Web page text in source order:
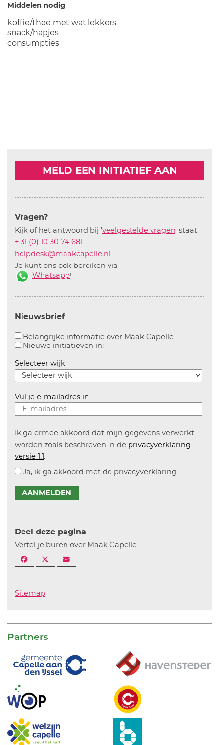
Middelen nodig
koffie/thee met wat lekkers
snack/hapjes
consumpties
MELD EEN INITIATIEF AAN
Vragen?
Kijk of het antwoord bij 'veelgestelde vragen' staat
+ 31 (0) 10 30 74 681
helpdesk@maakcapelle.nl
Je kunt ons ook bereiken via
Whatsapp!
Nieuwsbrief
Belangrijke informatie over Maak CapelleAanvinken
Nieuwe initiatieven in:Aanvinken om informatie over
Selecteer wijk
Vul je e-mailadres in
Ik ga ermee akkoord dat mijn gegevens verwerkt
worden zoals beschreven in de privacyverklaring
versie 1.1.
Ja, ik ga akkoord met de privacyverklaring
AANMELDEN
Deel deze pagina
Vertel je buren over Maak Capelle
Sitemap
Partners